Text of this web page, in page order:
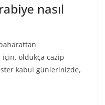
nasıl
için, oldukça cazip
kabul günlerinizde,